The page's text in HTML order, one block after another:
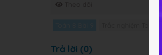
Theo dõi
Trả lời (0)